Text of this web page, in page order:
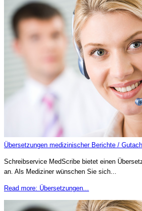
Übersetzungen medizinischer Berichte /
Schreibservice MedScribe bietet einen
an. Als Mediziner wünschen Sie sich...
Read more: Übersetzungen...